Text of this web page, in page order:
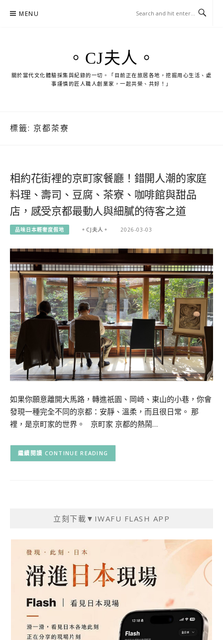
MENU
。CJ夫人。
關於當代文化體驗採集與紀錄的一切。「目前正在旅居各地，挖掘用心生活、處
事謹慎的匠人職人創業家，一起共榮、共好！」
標籤: 京都茶寮
相約花街裡的京町家餐廳！錯開人潮的家庭
料理、壽司、豆腐、茶寮、咖啡館與甜品
店，感受京都最動人與細膩的待客之道
品味日本輕奢度假地 。CJ夫人。 2026-03-03
如果你願意離開大馬路，轉進祇園、岡崎、東山的小巷，你會
發現一種完全不同的京都：安靜、溫柔，而且很日常。 那
裡，是京町家的世界。 京町家 京都的熱鬧…
CONTINUE READING
立刻下載▼IWAFU FLASH APP